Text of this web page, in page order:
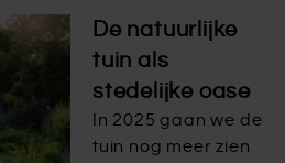
De natuurlijke
tuin als
stedelijke oase
In 2025 gaan we de
tuin nog meer zien